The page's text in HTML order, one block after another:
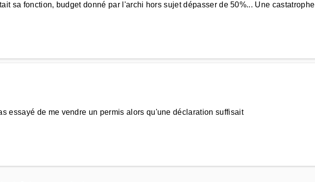
sa fonction, budget donné par l'archi hors sujet dépasser de 50%... Une castatrophe
essayé de me vendre un permis alors qu'une déclaration suffisait